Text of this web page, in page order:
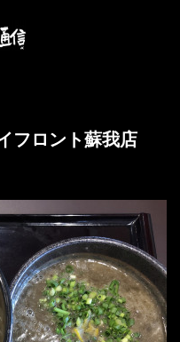
フロント蘇我店